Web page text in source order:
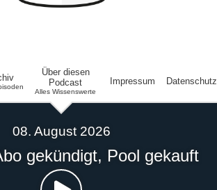
Über diesen
Podcast
Alles Wissenswerte
Impressum Datenschutz
08. August 2026
gekündigt, Pool gekauft